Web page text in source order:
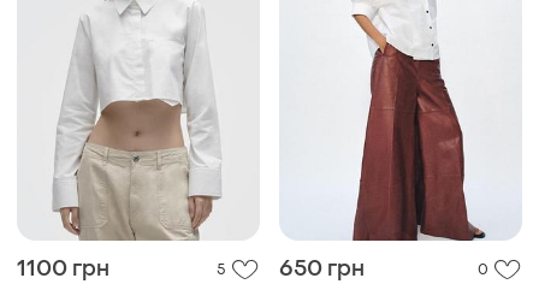
1100 грн 5 650 грн 0